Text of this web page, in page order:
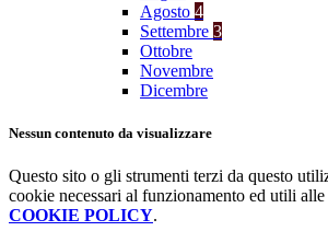
Agosto 4
Settembre 3
Ottobre
Novembre
Dicembre
Nessun contenuto da visualizzare
Questo sito o gli strumenti terzi da questo
cookie necessari al funzionamento ed utili
COOKIE POLICY.